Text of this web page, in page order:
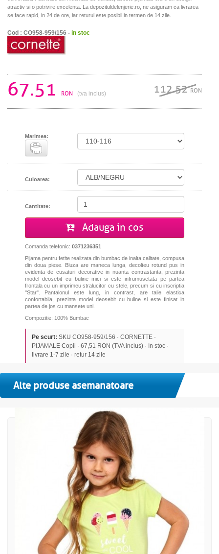
atractiv si o potrivire excelenta. La depozituldelenjerie.ro, ne asiguram ca livrarea
se face rapid, in 24 de ore, iar returul este posibil in termen de 14 zile.
Cod : CO958-959/156 - in stoc
67.51 RON (tva inclus) 112.52RON
Marimea:
Culoarea:
Cantitate:
Adauga in cos
Comanda telefonic: 0371236351
Pijama pentru fetite realizata din bumbac de inalta calitate, compusa
din doua piese. Bluza are maneca lunga, decolteu rotund pus in
evidenta de cusaturi decorative in nuanta contrastanta, prezinta
model deosebit cu buline mici si este infrumusetata pe partea
frontala cu un imprimeu stralucitor cu stele, precum si cu inscriptia
"Star". Pantalonul este lung, in contrast, are talie elastica
confortabila, prezinta model deosebit cu buline si este finisat in
partea de jos cu mansete uni.
Compozitie: 100% Bumbac
Pe scurt: SKU CO958-959/156 · CORNETTE ·
PIJAMALE Copii · 67,51 RON (TVA inclus) · In stoc ·
livrare 1-7 zile · retur 14 zile
Alte produse asemanatoare